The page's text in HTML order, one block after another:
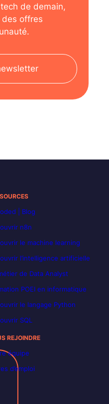
de demain,
offres
| Blog
n8n
le machine learning
l’intelligence artificielle
de Data Analyst
POEI en informatique
le langage Python
SQL
REJOINDRE
équipe
d’emploi